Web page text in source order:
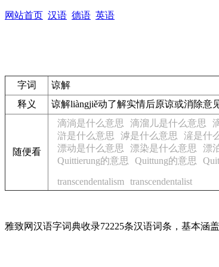
网站首页 汉语 德语 英语
字词
谅解
释义
谅解liàngjiě动了解实情后原谅或消除意
随便看
滴淌是什么意思 滴溜儿是什么意思
滸是什么意思
滹是什么意思 滻是什
漂动是什么意思
漂染是什么意思 漂
Quittierung的意思
Quittung的意思
transcendentalism
transcendentalist
雅致网汉语字词典收录72225条汉语词条，基本涵